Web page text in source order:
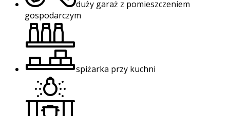
duży garaż z pomieszczeniem
gospodarczym
spiżarka przy kuchni